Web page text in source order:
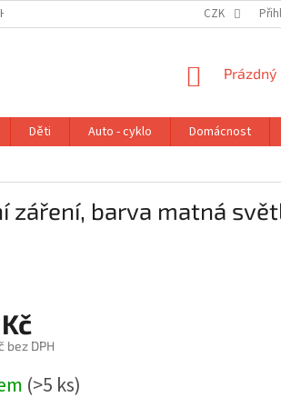
ÚDAJŮ VRÁCENÍ ZBOŽÍ V ZÁKONNÉ LHŮTĚ
CZK
NÁKUPNÍ
Prázdný
Děti Auto - cyklo Domácnost
záření, barva matná
bez DPH
(>5 ks)